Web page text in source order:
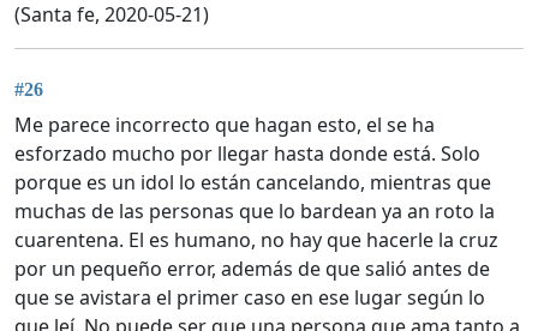
(Santa fe, 2020-05-21)
#26
Me parece incorrecto que hagan esto, el se ha
esforzado mucho por llegar hasta donde está. Solo
porque es un idol lo están cancelando, mientras que
muchas de las personas que lo bardean ya an roto la
cuarentena. El es humano, no hay que hacerle la cruz
por un pequeño error, además de que salió antes de
que se avistara el primer caso en ese lugar según lo
que leí. No puede ser que una persona que ama tanto a